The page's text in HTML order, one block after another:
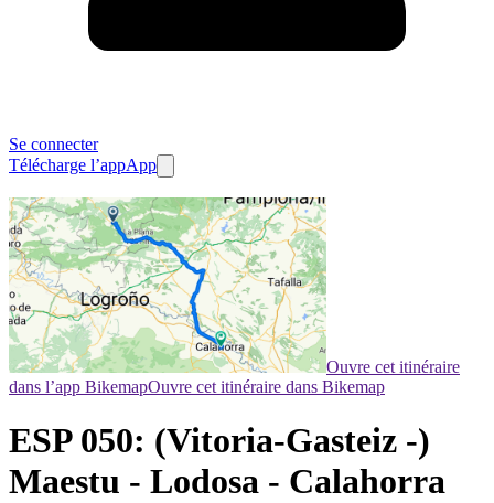
Se connecter
Télécharge l’appApp
Ouvre cet itinéraire
dans l’app BikemapOuvre cet itinéraire dans Bikemap
ESP 050: (Vitoria-Gasteiz -)
Maestu - Lodosa - Calahorra